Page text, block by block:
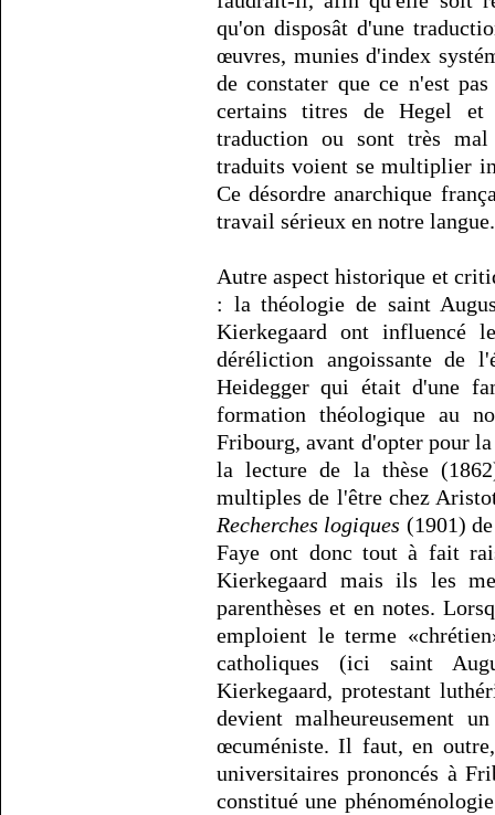
qu'on disposât d'une
œuvres, munies d'index
de constater que ce n'est
certains titres de Hegel et
traduction ou sont très mal
traduits voient se multiplier
Ce désordre anarchique
travail sérieux en notre langue.
Autre aspect historique et
: la théologie de saint
Kierkegaard ont influencé
déréliction angoissante de
Heidegger qui était d'une
formation théologique au
Fribourg, avant d'opter pour
la lecture de la thèse
multiples de l'être chez
Recherches logiques (1901)
Faye ont donc tout à fait
Kierkegaard mais ils les
parenthèses et en notes.
emploient le terme
catholiques (ici saint
Kierkegaard, protestant
devient malheureusement
œcuméniste. Il faut, en
universitaires prononcés à
constitué une